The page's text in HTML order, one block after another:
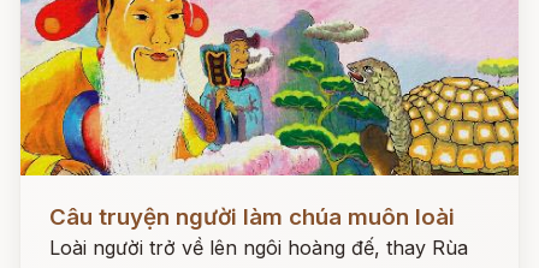
Câu truyện người làm chúa muôn loài
Loài người trở về lên ngôi hoàng đế, thay Rùa